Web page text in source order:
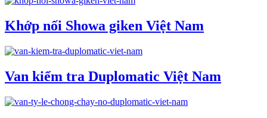
Khớp nối Showa giken Việt Nam
Van kiểm tra Duplomatic Việt Nam